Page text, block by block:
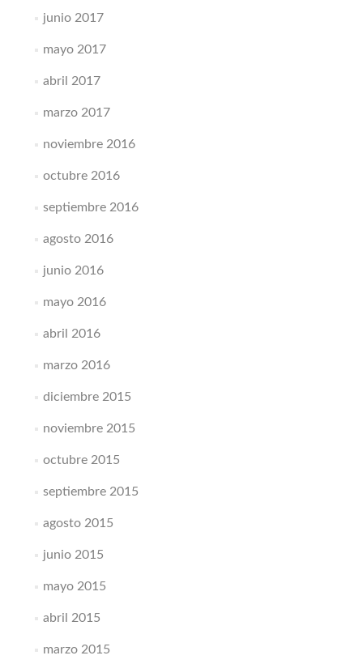
junio 2017
mayo 2017
abril 2017
marzo 2017
noviembre 2016
octubre 2016
septiembre 2016
agosto 2016
junio 2016
mayo 2016
abril 2016
marzo 2016
diciembre 2015
noviembre 2015
octubre 2015
septiembre 2015
agosto 2015
junio 2015
mayo 2015
abril 2015
marzo 2015